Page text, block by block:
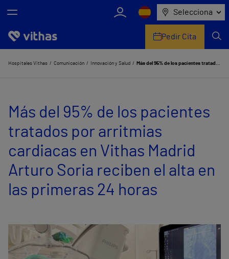
Selecciona
Nosotros
Servicios de salud
Equipo médico y asistencial
Comunicación
Pedir Cita
Hospitales Vithas Comunicación Innovación y Salud Más del 95% de los pacientes tratados por arritmias cardiacas en Vithas Madrid Arturo Soria reciben el alta en las primeras 24 horas
Más del 95% de los pacientes
tratados por arritmias
cardiacas en Vithas Madrid
Arturo Soria reciben el alta en
las primeras 24 horas